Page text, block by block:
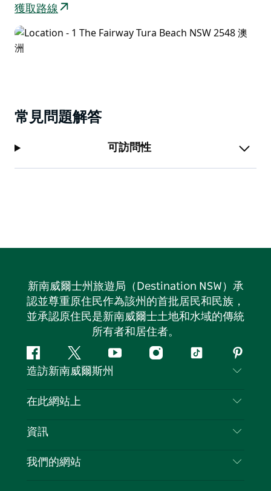
獲取路線
常見問題解答
可訪問性
新南威爾士州旅遊局（Destination NSW）承
認並尊重原住民作為該州的首批居民和民族，
並承認原住民是新南威爾士土地和水域的傳統
所有者和居住者。
Facebook嘰
嘰
喳
Youtube Instagram
抖
造訪新南威爾斯州
聯絡我們
隱私
Cookie 通知
在此網站上
目的地
新南威爾士州公路旅行
資訊
旅行資訊
我們的網站